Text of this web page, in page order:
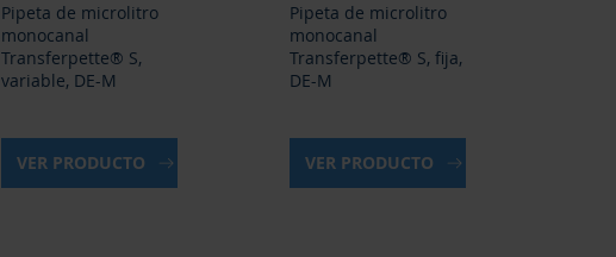
Pipeta de microlitro
monocanal
Transferpette® S,
variable, DE-M
VER PRODUCTO
Pipeta de microlitro
monocanal
Transferpette® S, fija,
DE-M
VER PRODUCTO